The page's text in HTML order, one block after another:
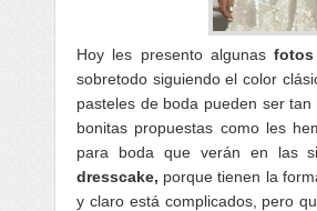
Hoy les presento algunas
sobretodo siguiendo el color
pasteles de boda pueden ser
bonitas propuestas como les
para boda que verán en las
dresscake, porque tienen la
y claro está complicados, pero